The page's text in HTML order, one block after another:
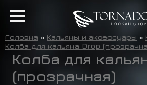
Головна » Кальяны и аксессуары »
Колба для кальяна Drop
Колба для
(прозрачная)